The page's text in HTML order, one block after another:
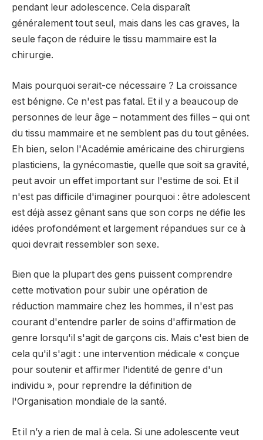
pendant leur adolescence. Cela disparaît
généralement tout seul, mais dans les cas graves, la
seule façon de réduire le tissu mammaire est la
chirurgie.
Mais pourquoi serait-ce nécessaire ? La croissance
est bénigne. Ce n'est pas fatal. Et il y a beaucoup de
personnes de leur âge – notamment des filles – qui ont
du tissu mammaire et ne semblent pas du tout gênées.
Eh bien, selon l'Académie américaine des chirurgiens
plasticiens, la gynécomastie, quelle que soit sa gravité,
peut avoir un effet important sur l'estime de soi. Et il
n'est pas difficile d'imaginer pourquoi : être adolescent
est déjà assez gênant sans que son corps ne défie les
idées profondément et largement répandues sur ce à
quoi devrait ressembler son sexe.
Bien que la plupart des gens puissent comprendre
cette motivation pour subir une opération de
réduction mammaire chez les hommes, il n'est pas
courant d'entendre parler de soins d'affirmation de
genre lorsqu'il s'agit de garçons cis. Mais c'est bien de
cela qu'il s'agit : une intervention médicale « conçue
pour soutenir et affirmer l'identité de genre d'un
individu », pour reprendre la définition de
l'Organisation mondiale de la santé.
Et il n’y a rien de mal à cela. Si une adolescente veut